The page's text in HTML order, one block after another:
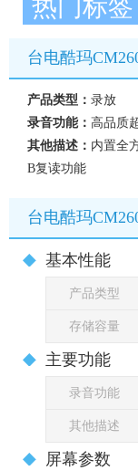
热门标签
台电酷玛
产品类型： 录放
录音功能： 高品质
其他描述： 内置全
B复读功能
台电酷玛
基本性能
产品类型
存储容量
主要功能
录音功能
其他描述
屏幕参数